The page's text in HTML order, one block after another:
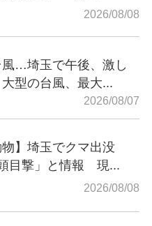
2026/08/08
風…埼玉で午後、激し
型の台風、最大...
2026/08/07
物】埼玉でクマ出没
目撃」と情報 現...
2026/08/08